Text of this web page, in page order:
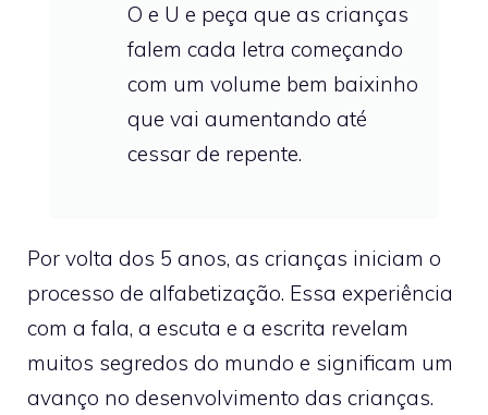
O e U e peça que as crianças
falem cada letra começando
com um volume bem baixinho
que vai aumentando até
cessar de repente.
Por volta dos 5 anos, as crianças iniciam o
processo de alfabetização. Essa experiência
com a fala, a escuta e a escrita revelam
muitos segredos do mundo e significam um
avanço no desenvolvimento das crianças.